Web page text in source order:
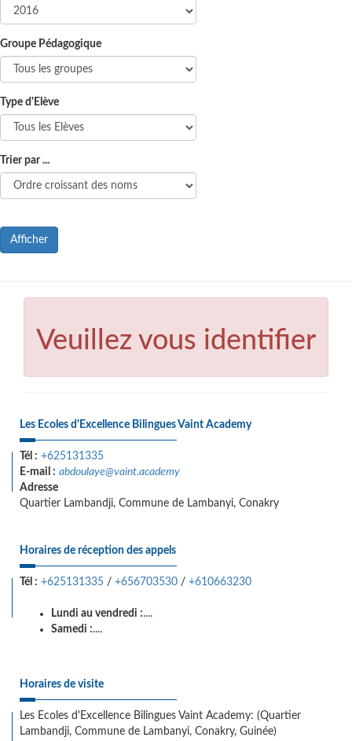
Groupe Pédagogique
Type d'Elève
Trier par ...
Afficher
Veuillez vous identifier
Les Ecoles d'Excellence Bilingues Vaint Academy
Tél : +625131335
E-mail : abdoulaye@vaint.academy
Adresse
Quartier Lambandji, Commune de Lambanyi, Conakry
Horaires de réception des appels
Tél : +625131335 / +656703530 / +610663230
Lundi au vendredi :....
Samedi :....
Horaires de visite
Les Ecoles d'Excellence Bilingues Vaint Academy: (Quartier
Lambandji, Commune de Lambanyi, Conakry, Guinée)